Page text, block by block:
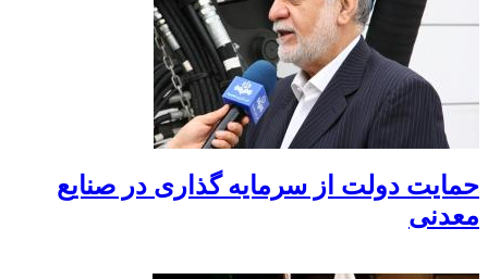
حمایت دولت از سرمایه گذاری در صنایع
معدنی